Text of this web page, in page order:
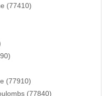
(77410)
(77910)
(77840)